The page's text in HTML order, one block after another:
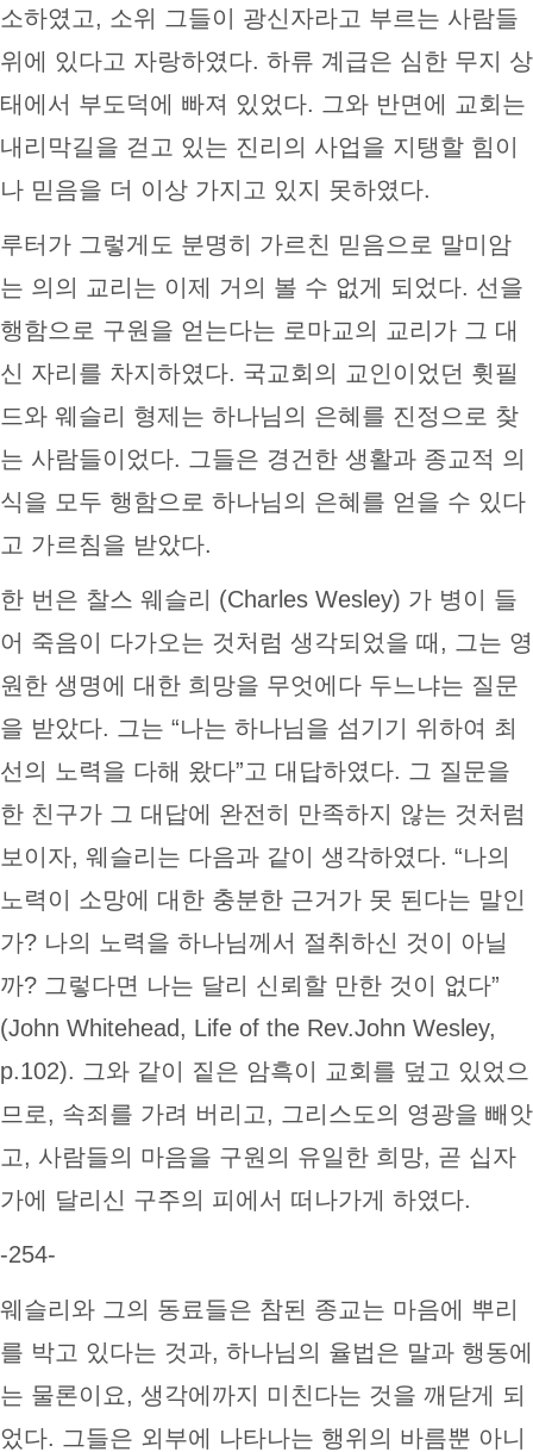
소하였고, 소위 그들이 광신자라고 부르는 사람들
위에 있다고 자랑하였다. 하류 계급은 심한 무지 상
태에서 부도덕에 빠져 있었다. 그와 반면에 교회는
내리막길을 걷고 있는 진리의 사업을 지탱할 힘이
나 믿음을 더 이상 가지고 있지 못하였다.
루터가 그렇게도 분명히 가르친 믿음으로 말미암
는 의의 교리는 이제 거의 볼 수 없게 되었다. 선을
행함으로 구원을 얻는다는 로마교의 교리가 그 대
신 자리를 차지하였다. 국교회의 교인이었던 휫필
드와 웨슬리 형제는 하나님의 은혜를 진정으로 찾
는 사람들이었다. 그들은 경건한 생활과 종교적 의
식을 모두 행함으로 하나님의 은혜를 얻을 수 있다
고 가르침을 받았다.
한 번은 찰스 웨슬리 (Charles Wesley) 가 병이 들
어 죽음이 다가오는 것처럼 생각되었을 때, 그는 영
원한 생명에 대한 희망을 무엇에다 두느냐는 질문
을 받았다. 그는 “나는 하나님을 섬기기 위하여 최
선의 노력을 다해 왔다”고 대답하였다. 그 질문을
한 친구가 그 대답에 완전히 만족하지 않는 것처럼
보이자, 웨슬리는 다음과 같이 생각하였다. “나의
노력이 소망에 대한 충분한 근거가 못 된다는 말인
가? 나의 노력을 하나님께서 절취하신 것이 아닐
까? 그렇다면 나는 달리 신뢰할 만한 것이 없다”
(John Whitehead, Life of the Rev.John Wesley,
p.102). 그와 같이 짙은 암흑이 교회를 덮고 있었으
므로, 속죄를 가려 버리고, 그리스도의 영광을 빼앗
고, 사람들의 마음을 구원의 유일한 희망, 곧 십자
가에 달리신 구주의 피에서 떠나가게 하였다.
-254-
웨슬리와 그의 동료들은 참된 종교는 마음에 뿌리
를 박고 있다는 것과, 하나님의 율법은 말과 행동에
는 물론이요, 생각에까지 미친다는 것을 깨닫게 되
었다. 그들은 외부에 나타나는 행위의 바름뿐 아니